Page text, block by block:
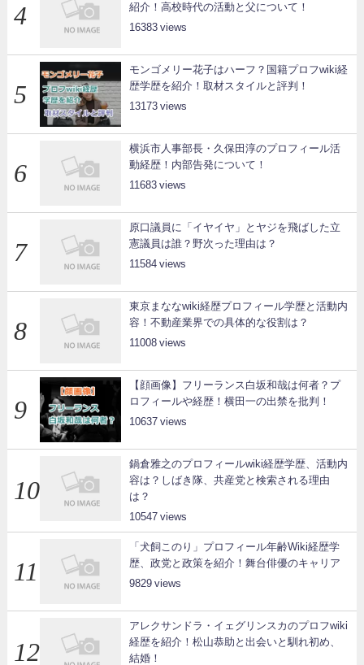
紹介！高校時代の活動と父について！
16383
モンゴメリー花子はハーフ？国籍プロフwiki経
歴学歴を紹介！取材スタイルと評判！
13173
横浜市人事部長・久保田淳のプロフィール活
動経歴！内部告発について！
11683
原口議員に「イヤイヤ」とヤジを飛ばした立
憲議員は誰？野次った理由は？
11584
東京まななwiki経歴プロフィール学歴と活動内
容！不動産業界での具体的な役割は？
11008
【顔画像】フリーランス白坂和哉は何者？プ
ロフィールや経歴！横田一の出禁を批判！
10637
鍋倉雅之のプロフィールwiki経歴学歴、活動内
容は？しばき隊、共産党と検索される理由
は？
10547
「犬飼このり」プロフィール年齢Wiki経歴学
歴、政党と政策を紹介！舞台俳優のキャリア
9829
アレクサンドラ・イェグリンスカのプロフwiki
経歴を紹介！松山恭助と出会いと馴れ初め、
結婚！